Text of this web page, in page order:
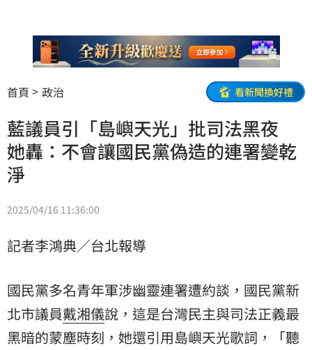
首頁 政治 看新聞換好禮
藍議員引「島嶼天光」批司法黑夜
她轟：不會讓國民黨偽造的連署變乾
淨
2025/04/16 11:36:00
記者李鴻典／台北報導
國民黨多名青年軍涉幽靈連署遭約談，國民黨新
北市議員戴湘儀說，這是台灣民主與司法正義最
黑暗的蒙塵時刻，她還引用島嶼天光歌詞，「聽